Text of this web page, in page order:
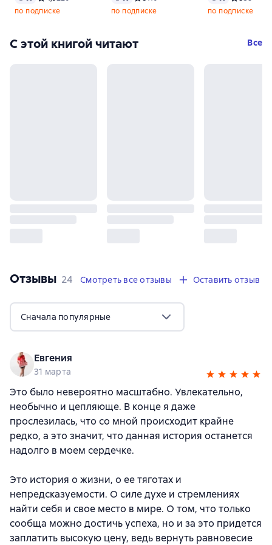
по подписке
по подписке
по подписке
С этой книгой читают Все
Отзывы 24 отзыва
24 Смотреть все отзывы Оставить отзыв
Сначала популярные
Евгения
31 марта
Это было невероятно масштабно. Увлекательно,
необычно и цепляюще. В конце я даже
прослезилась, что со мной происходит крайне
редко, а это значит, что данная история останется
надолго в моем сердечке.
Это история о жизни, о ее тяготах и
непредсказуемости. О силе духе и стремлениях
найти себя и свое место в мире. О том, что только
сообща можно достичь успеха, но и за это придется
заплатить высокую цену, ведь вернуть равновесие